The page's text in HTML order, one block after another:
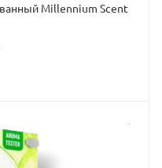
Millennium Scent